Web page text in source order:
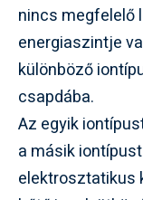
nincs megfelelő
energiaszintje
különböző
csapdába.
Az egyik
a másik
elektrosztatikus